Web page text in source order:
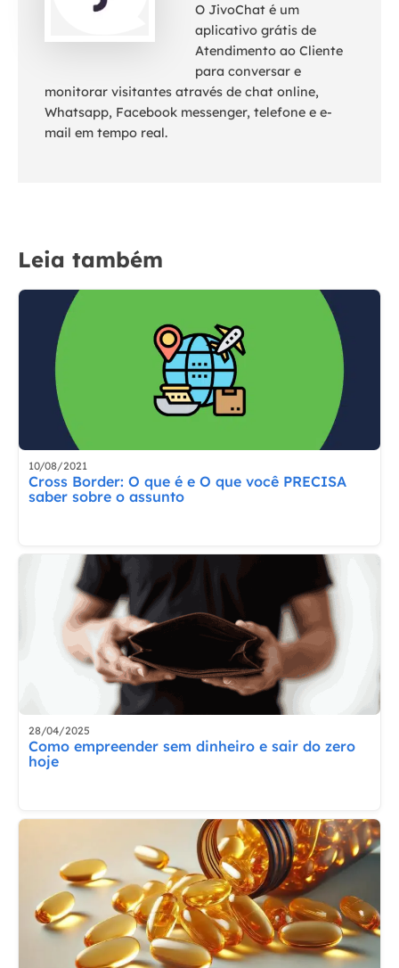
O JivoChat é um
aplicativo grátis de
Atendimento ao Cliente
para conversar e
monitorar visitantes através de chat online,
Whatsapp, Facebook messenger, telefone e e-
mail em tempo real.
Leia também
10/08/2021
Cross Border: O que é e O que você PRECISA
saber sobre o assunto
28/04/2025
Como empreender sem dinheiro e sair do zero
hoje